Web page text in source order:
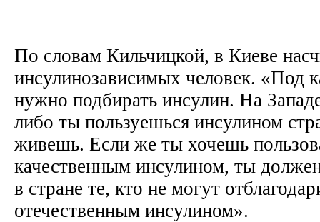
По словам Кильчицкой, в Киеве
инсулинозависимых человек. «Под
нужно подбирать инсулин. На
либо ты пользуешься инсулином
живешь. Если же ты хочешь
качественным инсулином, ты
в стране те, кто не могут
отечественным инсулином».